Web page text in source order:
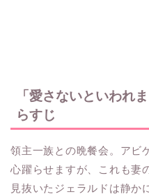
「愛さないといわれ
らすじ
領主一族との晩餐会。アビ
心躍らせますが、これも妻
見抜いたジェラルドは静か